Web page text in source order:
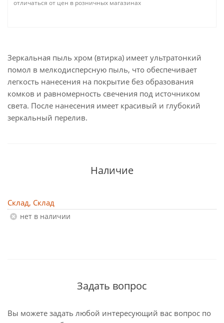
отличаться от цен в розничных магазинах
Зеркальная пыль хром (втирка) имеет ультратонкий
помол в мелкодисперсную пыль, что обеспечивает
легкость нанесения на покрытие без образования
комков и равномерность свечения под источником
света. После нанесения имеет красивый и глубокий
зеркальный перелив.
Наличие
Склад, Склад
Нет в наличии
Задать вопрос
Вы можете задать любой интересующий вас вопрос по